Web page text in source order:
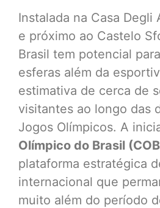
Instalada na Casa Degli
e próximo ao Castelo
Brasil tem potencial
esferas além da
estimativa de cerca de
visitantes ao longo das
Jogos Olímpicos. A
Olímpico do Brasil
plataforma estratégica
internacional que
muito além do período